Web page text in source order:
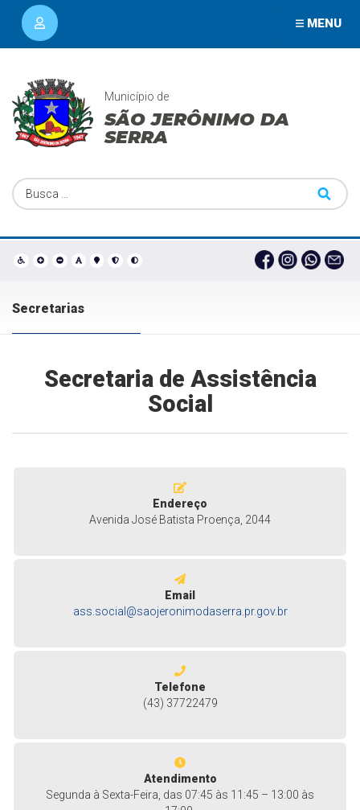
MENU
Município de
SÃO JERÔNIMO DA
SERRA
Secretarias
Secretaria de Assistência
Social
Endereço
Avenida José Batista Proença, 2044
Email
ass.social@saojeronimodaserra.pr.gov.br
Telefone
(43) 37722479
Atendimento
Segunda à Sexta-Feira, das 07:45 às 11:45 – 13:00 às